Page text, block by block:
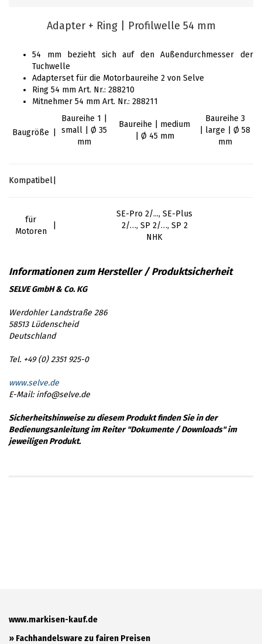
Adapter + Ring | Profilwelle 54 mm
54 mm bezieht sich auf den Außendurchmesser der
Tuchwelle
Adapterset für die Motorbaureihe 2 von Selve
Ring 54 mm Art. Nr.: 288210
Mitnehmer 54 mm Art. Nr.: 288211
Baugröße
Baureihe 1 |
small | Ø 35
mm
Baureihe | medium
| Ø 45 mm
Baureihe 3
| large | Ø 58
mm
Kompatibel
für
Motoren
SE-Pro 2/..., SE-Plus
2/…, SP 2/…, SP 2
NHK
SELVE GmbH & Co. KG
Werdohler Landstraße 286
58513 Lüdenscheid
Deutschland
Tel. +49 (0) 2351 925-0
www.selve.de
E-Mail: info@selve.de
Sicherheitshinweise zu diesem Produkt finden Sie in der
Bedienungsanleitung im Reiter "Dokumente / Downloads" im
jeweiligen Produkt.
www.markisen-kauf.de
» Fachhandelsware zu fairen Preisen